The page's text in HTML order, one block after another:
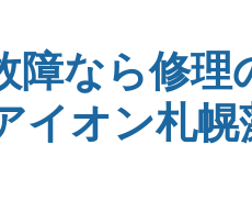
障なら修理
イオン札幌